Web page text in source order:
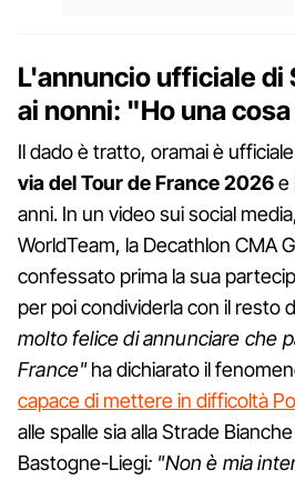
L'annuncio ufficiale di
ai nonni: "Ho una
Il dado è tratto, oramai è
via del Tour de France 2026e
anni. In un video sui social
WorldTeam, la Decathlon CMA
confessato prima la sua
per poi condividerla con il resto
molto felice di annunciare che
France"ha dichiarato il
capace di mettere in difficoltà
alle spalle sia alla Strade
Bastogne-Liegi: "Non è mia